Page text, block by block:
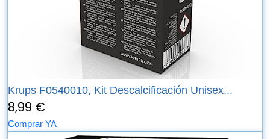
Krups F0540010, Kit Descalcificación Unisex...
8,99 €
Comprar YA